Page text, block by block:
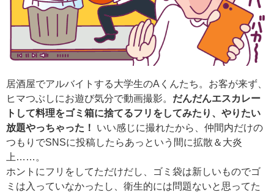
居酒屋でアルバイトする大学生のAくんたち。お客が来ず、
ヒマつぶしにお遊び気分で動画撮影。 だんだんエスカレー
トして料理をゴミ箱に捨てるフリをしてみたり、やりたい
放題やっちゃった！ いい感じに撮れたから、仲間内だけの
つもりでSNSに投稿したらあっという間に拡散＆大炎
上……。
ホントにフリをしてただけだし、ゴミ袋は新しいものでゴ
ミは入っていなかったし、衛生的には問題ないと思ってた